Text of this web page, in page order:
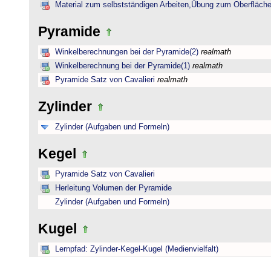
Material zum selbstständigen Arbeiten,Übung zum
Pyramide
Winkelberechnungen bei der Pyramide(2) realmath
Winkelberechnung bei der Pyramide(1) realmath
Pyramide Satz von Cavalieri realmath
Zylinder
Zylinder (Aufgaben und Formeln)
Kegel
Pyramide Satz von Cavalieri
Herleitung Volumen der Pyramide
Zylinder (Aufgaben und Formeln)
Kugel
Lernpfad: Zylinder-Kegel-Kugel (Medienvielfalt)